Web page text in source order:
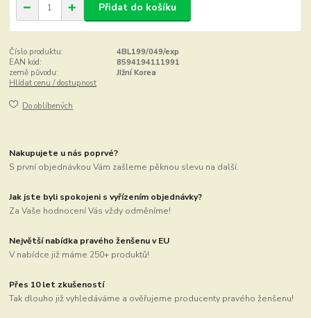
Přidat do košíku
Číslo produktu:
4BL199/049/exp
EAN kód:
8594194111991
země původu:
JIžní Korea
Hlídat cenu / dostupnost
Do oblíbených
Nakupujete u nás poprvé?
S první objednávkou Vám zašleme pěknou slevu na další.
Jak jste byli spokojeni s vyřízením objednávky?
Za Vaše hodnocení Vás vždy odměníme!
Největší nabídka pravého ženšenu v EU
V nabídce již máme 250+ produktů!
Přes 10 let zkušeností
Tak dlouho již vyhledáváme a ověřujeme producenty pravého ženšenu!